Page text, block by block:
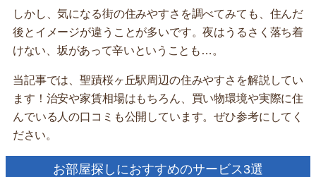
しかし、気になる街の住みやすさを調べてみても、住んだ
後とイメージが違うことが多いです。夜はうるさく落ち着
けない、坂があって辛いということも…。
当記事では、聖蹟桜ヶ丘駅周辺の住みやすさを解説してい
ます！治安や家賃相場はもちろん、買い物環境や実際に住
んでいる人の口コミも公開しています。ぜひ参考にしてく
ださい。
お部屋探しにおすすめのサービス3選